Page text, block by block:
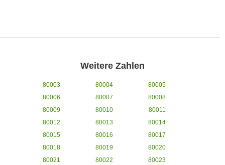
Weitere Zahlen
80003 80004
80005
80006
80007
80008
80009
80010
80011
80012
80013
80014
80015
80016
80017
80018
80019
80020
80021
80022
80023